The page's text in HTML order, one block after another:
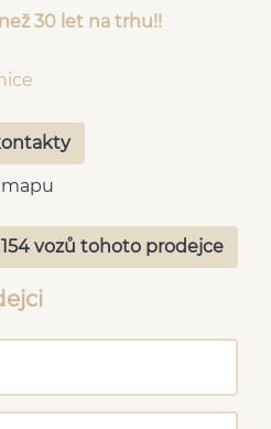
než 30 let na trhu!!
vozů tohoto prodejce